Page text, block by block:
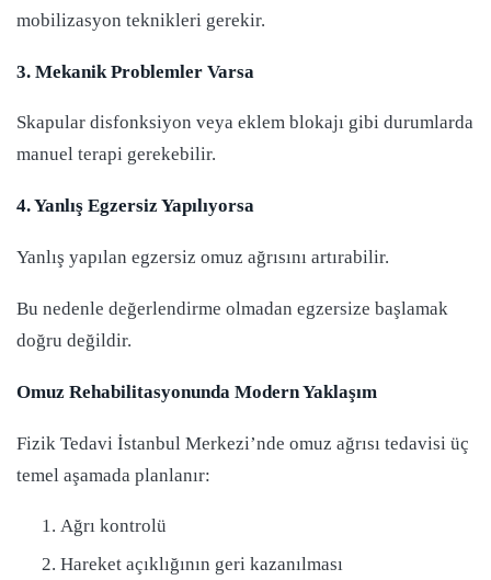
mobilizasyon teknikleri gerekir.
3. Mekanik Problemler Varsa
Skapular disfonksiyon veya eklem blokajı gibi durumlarda
manuel terapi gerekebilir.
4. Yanlış Egzersiz Yapılıyorsa
Yanlış yapılan egzersiz omuz ağrısını artırabilir.
Bu nedenle değerlendirme olmadan egzersize başlamak
doğru değildir.
Omuz Rehabilitasyonunda Modern Yaklaşım
Fizik Tedavi İstanbul Merkezi’nde omuz ağrısı tedavisi üç
temel aşamada planlanır:
Ağrı kontrolü
Hareket açıklığının geri kazanılması